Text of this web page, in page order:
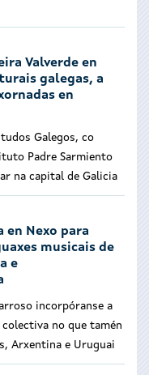
Valverde en
galegas, a
en
Galegos, co
Padre Sarmiento
na capital de Galicia
Nexo para
musicais de
e
incorpóranse a
no que tamén
Arxentina e Uruguai